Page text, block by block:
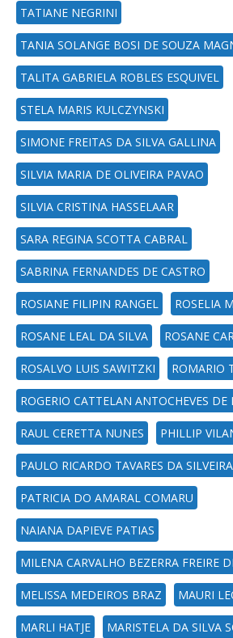
TATIANE NEGRINI
TANIA SOLANGE BOSI DE SOUZA
TALITA GABRIELA ROBLES ESQUIVEL
STELA MARIS KULCZYNSKI
SIMONE FREITAS DA SILVA GALLINA
SILVIA MARIA DE OLIVEIRA PAVAO
SILVIA CRISTINA HASSELAAR
SARA REGINA SCOTTA CABRAL
SABRINA FERNANDES DE CASTRO
ROSIANE FILIPIN RANGEL ROSELIA
ROSANE LEAL DA SILVA ROSANE
ROSALVO LUIS SAWITZKI ROMARIO
ROGERIO CATTELAN ANTOCHEVES DE
RAUL CERETTA NUNES PHILLIP
PAULO RICARDO TAVARES DA SILVEIRA
PATRICIA DO AMARAL COMARU
NAIANA DAPIEVE PATIAS
MILENA CARVALHO BEZERRA FREIRE
MELISSA MEDEIROS BRAZ MAURI
MARLI HATJE MARISTELA DA SILVA